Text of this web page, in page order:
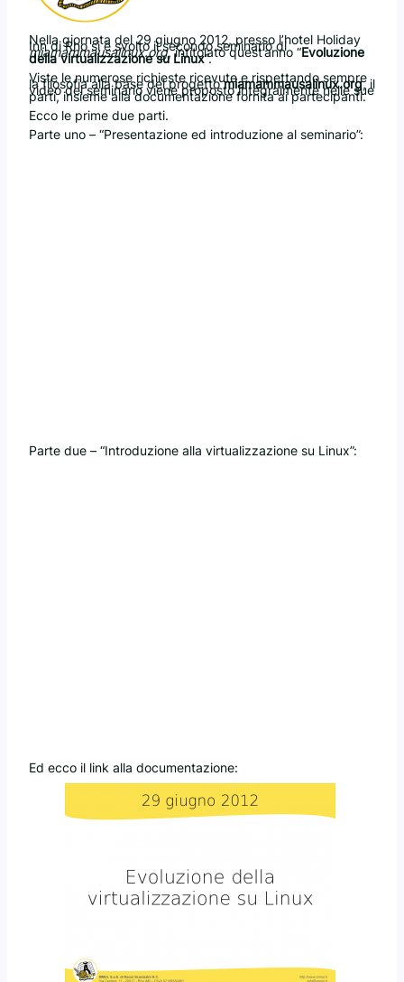
Nella giornata del 29 giugno 2012, presso l’hotel Holiday
Inn di Rho si è svolto il secondo seminario di
miamammausalinux.org, intitolato quest’anno “Evoluzione
della virtualizzazione su Linux“.
Viste le numerose richieste ricevute e rispettando sempre
la filosofia alla base del progettomiamammausalinux.org, il
video del seminario viene proposto integralmente nelle sue
parti, insieme alla documentazione fornita ai partecipanti.
Ecco le prime due parti.
Parte uno – “Presentazione ed introduzione al seminario”:
Parte due – “Introduzione alla virtualizzazione su Linux”:
Ed ecco il link alla documentazione: